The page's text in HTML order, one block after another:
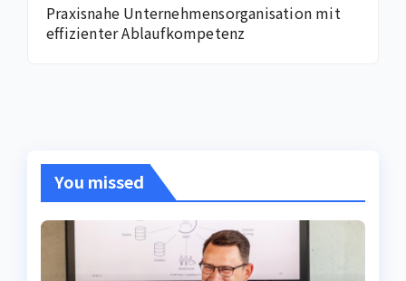
Praxisnahe Unternehmensorganisation mit
effizienter Ablaufkompetenz
You missed